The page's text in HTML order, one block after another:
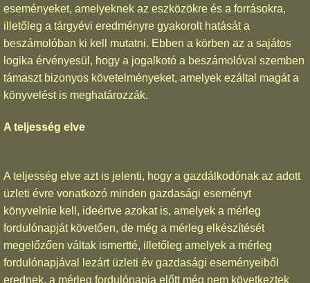
eseményeket, amelyeknek az eszközökre és a forrásokra,
illetőleg a tárgyévi eredményre gyakorolt hatását a
beszámolóban ki kell mutatni. Ebben a körben az a sajátos
logika érvényesül, hogy a jogalkotó a beszámolóval szemben
támaszt bizonyos követelményeket, amelyek ezáltal magát a
könyvelést is meghatározzák.
A teljesség elve
A teljesség elve azt is jelenti, hogy a gazdálkodónak az adott
üzleti évre vonatkozó minden gazdasági eseményt
könyvelnie kell, ideértve azokat is, amelyek a mérleg
fordulónapját követően, de még a mérleg elkészítését
megelőzően váltak ismertté, illetőleg amelyek a mérleg
fordulónapjával lezárt üzleti év gazdasági eseményeiből
erednek, a mérleg fordulónapja előtt még nem következtek